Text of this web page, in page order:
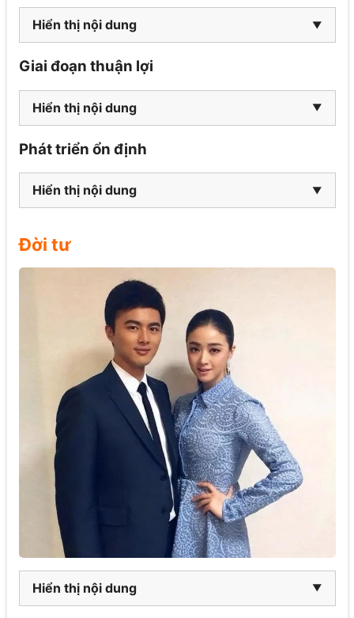
Hiển thị nội dung
Giai đoạn thuận lợi
Hiển thị nội dung
Phát triển ổn định
Hiển thị nội dung
Đời tư
Hiển thị nội dung